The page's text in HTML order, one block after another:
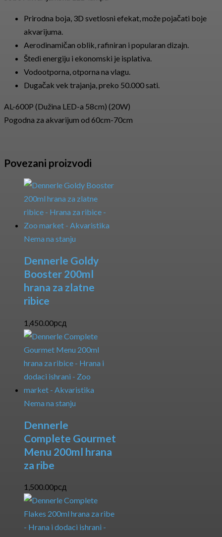
Prirodna boja, 3D svetlosni efekat, može pojačati boje
akvarijuma.
Aerodinamičan oblik, rafiniran i popularan dizajn.
Štedi energiju i ekonomski je isplativa.
Vodootporna, otporna na vlagu.
Dugačak vek trajanja, preko 50.000 sati.
AL-600P (Dužina LED-a 58cm) (20W)
Pogodna za akvarijum od 60cm-70cm
Povezani proizvodi
Nema na stanju
Dennerle Goldy
Booster 200ml
hrana za zlatne
ribice
1,450.00рсд
Nema na stanju
Dennerle
Complete Gourmet
Menu 200ml hrana
za ribe
1,500.00рсд